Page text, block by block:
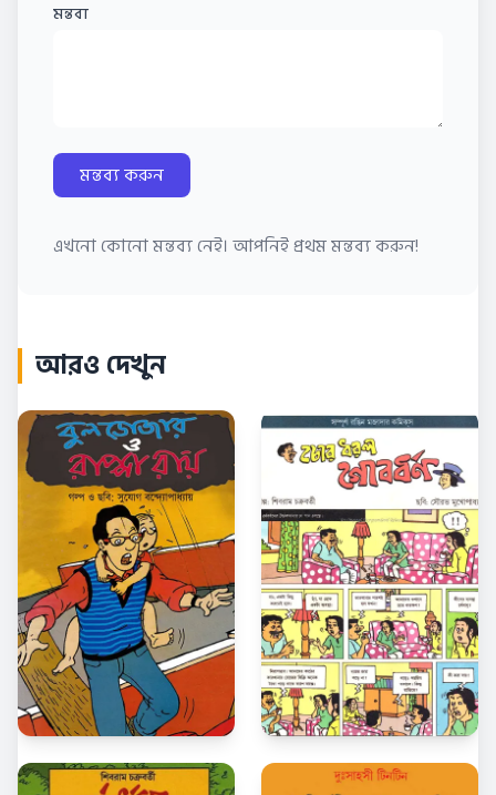
মন্তব্য
মন্তব্য করুন
এখনো কোনো মন্তব্য নেই। আপনিই প্রথম মন্তব্য করুন!
আরও দেখুন